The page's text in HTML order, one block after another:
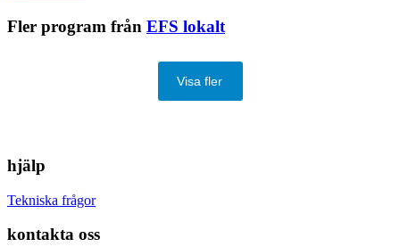
Fler program från EFS lokalt
Visa fler
hjälp
Tekniska frågor
kontakta oss